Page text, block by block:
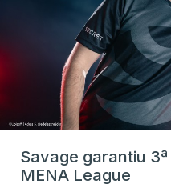
Savage garantiu
MENA League